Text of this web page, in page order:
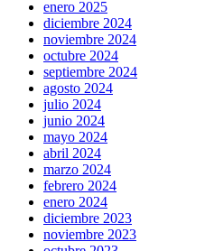
enero 2025
diciembre 2024
noviembre 2024
octubre 2024
septiembre 2024
agosto 2024
julio 2024
junio 2024
mayo 2024
abril 2024
marzo 2024
febrero 2024
enero 2024
diciembre 2023
noviembre 2023